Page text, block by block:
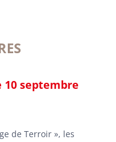
10 septembre
de Terroir », les